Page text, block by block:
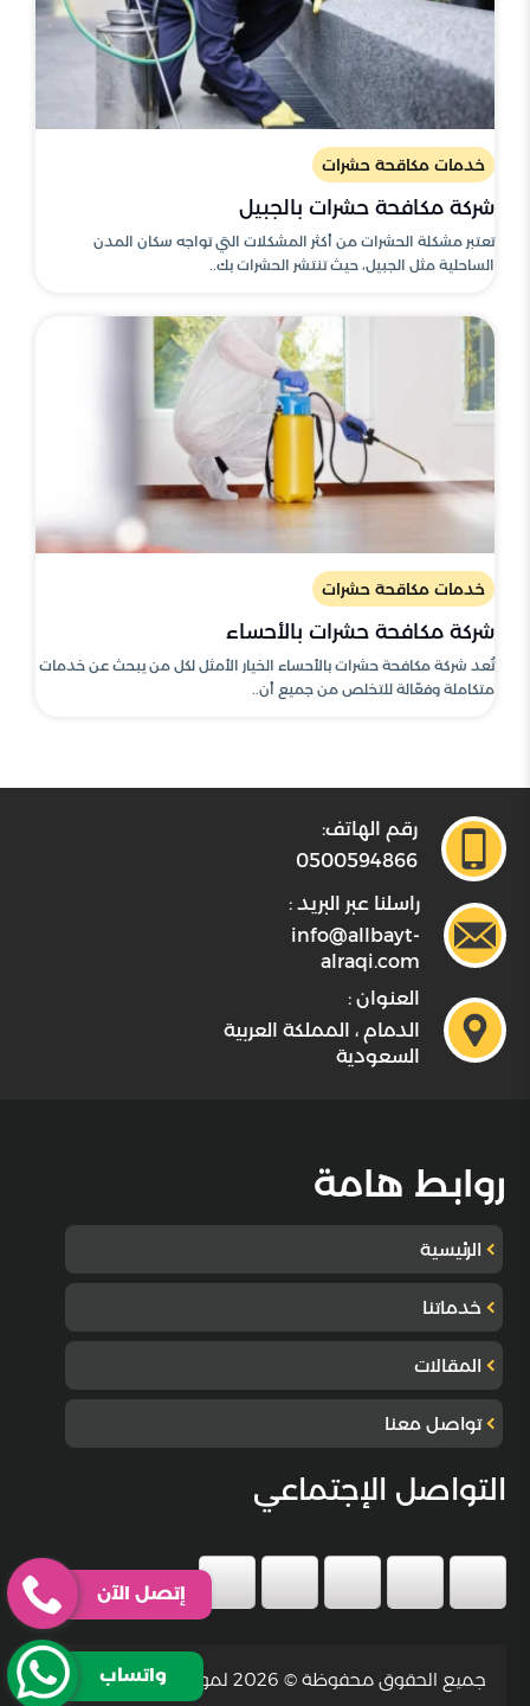
خدمات مكاقحة حشرات
شركة مكافحة حشرات بالجبيل
تعتبر مشكلة الحشرات من أكثر المشكلات التي تواجه سكان المدن
الساحلية مثل الجبيل، حيث تنتشر الحشرات بك..
خدمات مكاقحة حشرات
شركة مكافحة حشرات بالأحساء
تُعد شركة مكافحة حشرات بالأحساء الخيار الأمثل لكل من يبحث عن خدمات
متكاملة وفعّالة للتخلص من جميع أن..
رقم الهاتف:
0500594866
راسلنا عبر البريد :
info@allbayt-
alraqi.com
العنوان :
الدمام ، المملكة العربية
السعودية
روابط هامة
الرئيسية
خدماتنا
المقالات
تواصل معنا
التواصل الإجتماعي
جميع الحقوق محفوظة © 2026 لموقع شركة البيت الراقي
إتصل الآن
واتساب